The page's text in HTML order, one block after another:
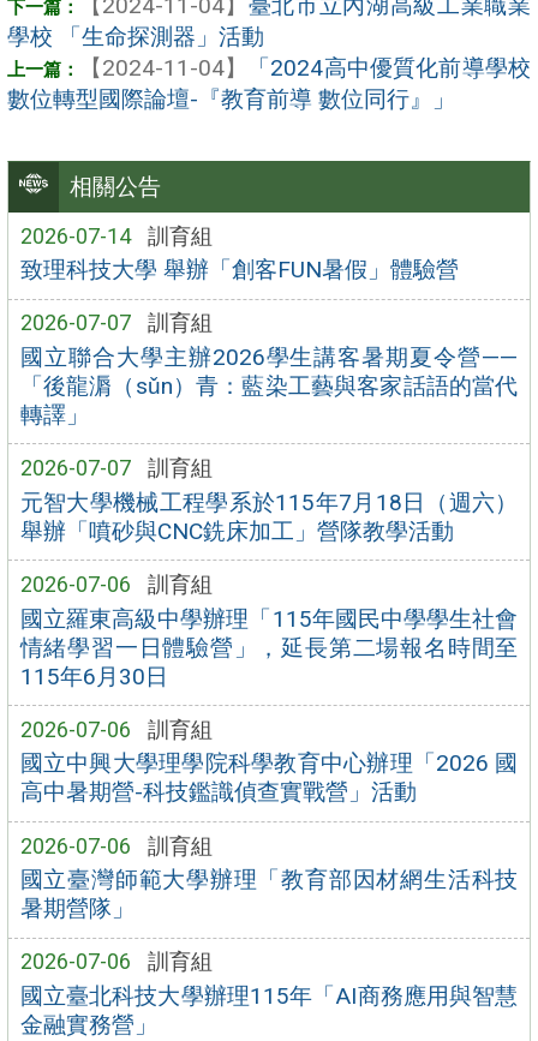
相關公告
2026-07-14 訓育組
致理科技大學 舉辦「創客FUN暑假」體驗營
2026-07-07 訓育組
國立聯合大學主辦2026學生講客暑期夏令營——
「後龍漘（sǔn）青：藍染工藝與客家話語的當代
轉譯」
2026-07-07 訓育組
元智大學機械工程學系於115年7月18日（週六）
舉辦「噴砂與CNC銑床加工」營隊教學活動
2026-07-06 訓育組
國立羅東高級中學辦理「115年國民中學學生社會
情緒學習一日體驗營」，延長第二場報名時間至
115年6月30日
2026-07-06 訓育組
國立中興大學理學院科學教育中心辦理「2026 國
高中暑期營-科技鑑識偵查實戰營」活動
2026-07-06 訓育組
國立臺灣師範大學辦理「教育部因材網生活科技
暑期營隊」
2026-07-06 訓育組
國立臺北科技大學辦理115年「AI商務應用與智慧
金融實務營」
學校 「生命探測器」活動
【2024-11-04】
「2024高中優質化前導學校
數位轉型國際論壇-『教育前導 數位同行』」